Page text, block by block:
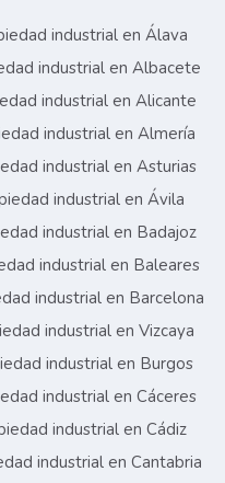
industrial en Álava
industrial en Albacete
industrial en Alicante
industrial en Almería
industrial en Asturias
industrial en Ávila
industrial en Badajoz
industrial en Baleares
industrial en Barcelona
industrial en Vizcaya
industrial en Burgos
industrial en Cáceres
industrial en Cádiz
industrial en Cantabria